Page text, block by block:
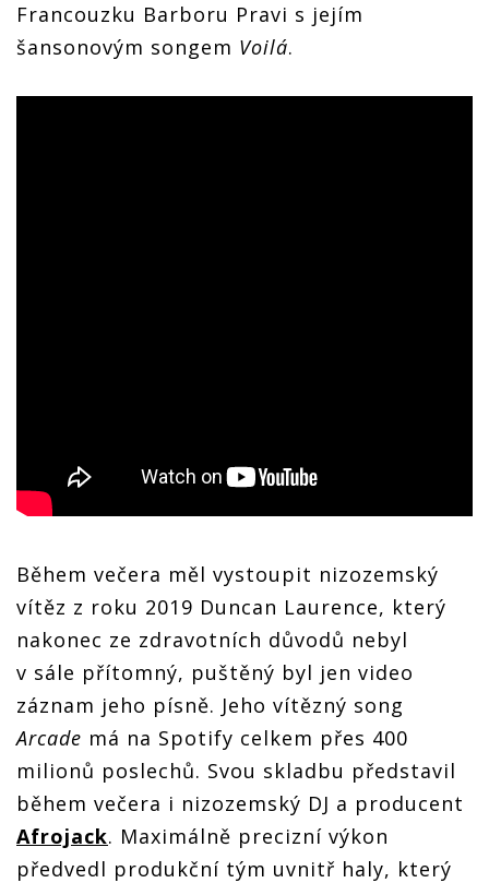
Francouzku Barboru Pravi s jejím
šansonovým songem Voilá.
Během večera měl vystoupit nizozemský
vítěz z roku 2019 Duncan Laurence, který
nakonec ze zdravotních důvodů nebyl
v sále přítomný, puštěný byl jen video
záznam jeho písně. Jeho vítězný song
Arcade má na Spotify celkem přes 400
milionů poslechů. Svou skladbu představil
během večera i nizozemský DJ a producent
Afrojack. Maximálně precizní výkon
předvedl produkční tým uvnitř haly, který